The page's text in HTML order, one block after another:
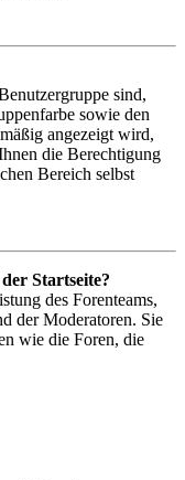
sind,
sowie den
angezeigt wird,
die Berechtigung
Bereich selbst
Startseite?
des Forenteams,
der Moderatoren. Sie
wie die Foren, die